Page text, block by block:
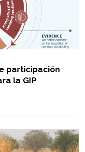
participación
la GIP